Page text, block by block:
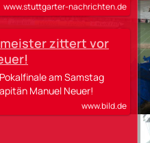
www.stuttgarter-nachrichten.de
zittert vor
am Samstag
Manuel Neuer!
www.bild.de